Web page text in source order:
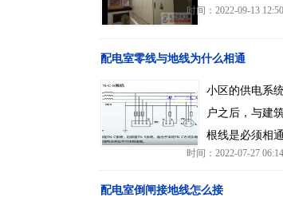
时间：2022-09-13
配电室零线与地线为什么相通
小区的供电系
户之后，与建
根线是必须相通
时间：2022-07-27
配电室倒闸接地线怎么接